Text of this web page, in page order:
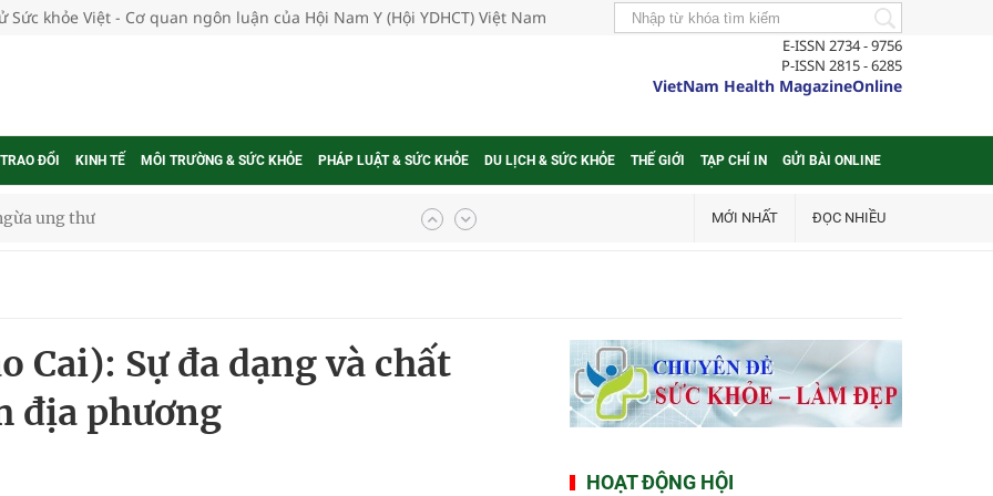
Sức khỏe Việt - Cơ quan ngôn luận của Hội Nam Y (Hội YDHCT) Việt Nam
E-ISSN 2734 - 9756
P-ISSN 2815 - 6285
VietNam Health MagazineOnline
ĐỔI KINH TẾ MÔI TRƯỜNG & SỨC KHỎE PHÁP LUẬT & SỨC KHỎE DU LỊCH & SỨC KHỎE THẾ GIỚI TẠP CHÍ IN GỬI BÀI ONLINE
ung thư
quốc
mới của Việt Nam
hai cấp trong quản lý hoạt động nha khoa,
MỚI NHẤT ĐỌC NHIỀU
Cai): Sự đa dạng và chất
địa phương
HOẠT ĐỘNG HỘI